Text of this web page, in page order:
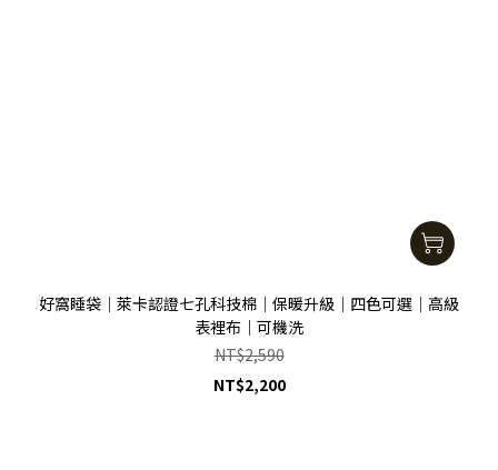
好窩睡袋｜萊卡認證七孔科技棉｜保暖升級｜四色可選｜高級
表裡布｜可機洗
NT$2,590
NT$2,200